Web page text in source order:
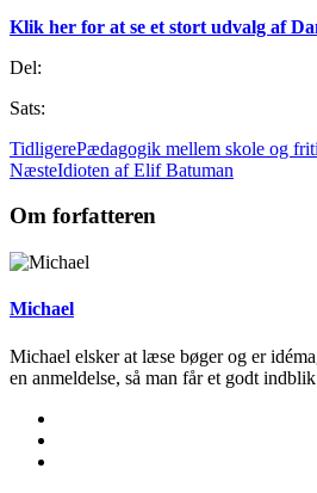
Klik her for at se et stort udvalg af
Del:
Sats:
TidligerePædagogik mellem skole og
NæsteIdioten af Elif Batuman
Om forfatteren
Michael
Michael elsker at læse bøger og er
en anmeldelse, så man får et godt